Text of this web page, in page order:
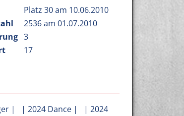
Platz 30 am 10.06.2010
2536 am 01.07.2010
3
17
| | 2024 Dance | | 2024